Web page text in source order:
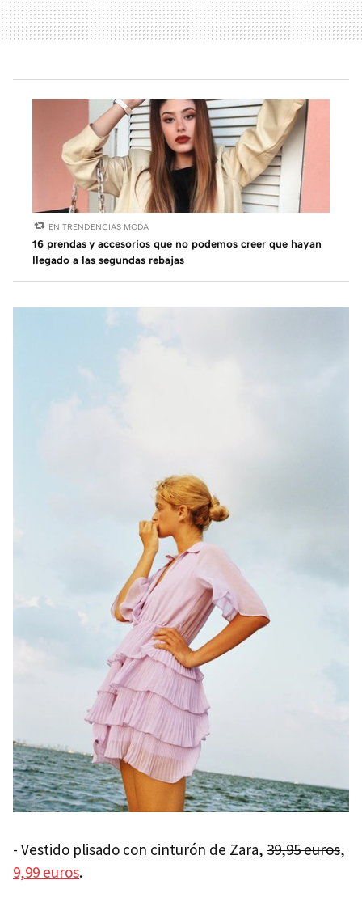
EN TRENDENCIAS MODA
16 prendas y accesorios que no podemos creer que hayan
llegado a las segundas rebajas
- Vestido plisado con cinturón de Zara, 39,95 euros,
9,99 euros.